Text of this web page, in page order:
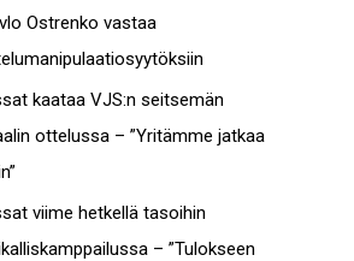
Ostrenko vastaa
kaataa VJS:n seitsemän
ottelussa – ”Yritämme jatkaa
viime hetkellä tasoihin
– ”Tulokseen